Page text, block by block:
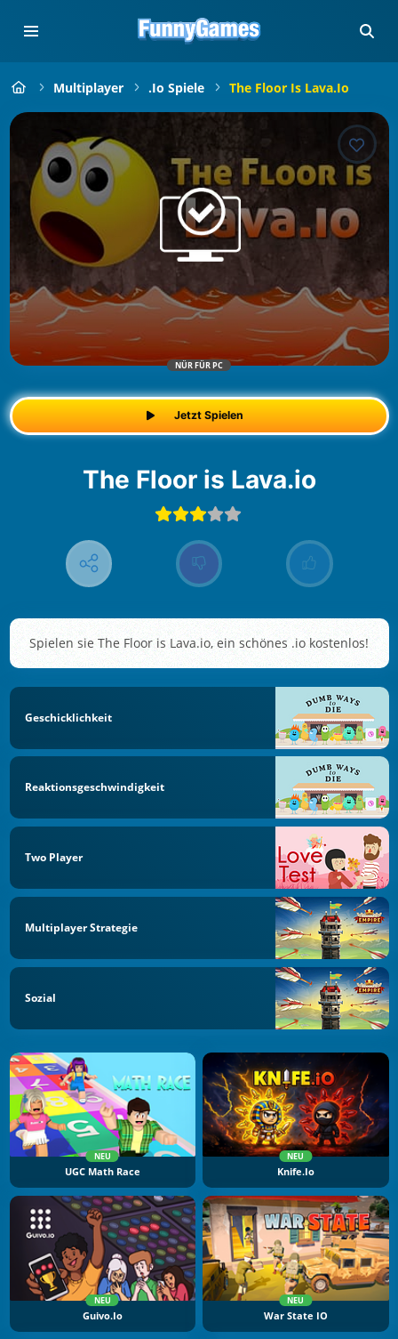
Multiplayer .io Spiele The Floor Is Lava.io
NÜR FÜR PC
Jetzt Spielen
The Floor is Lava.io
Spielen sie The Floor is Lava.io, ein schönes .io kostenlos!
Geschicklichkeit
Reaktionsgeschwindigkeit
Two Player
Multiplayer Strategie
Sozial
NEU
UGC Math Race
NEU
Knife.io
NEU
Guivo.io
NEU
War State IO